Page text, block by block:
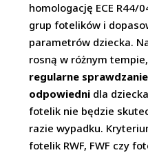
homologację ECE R44/
grup fotelików i
parametrów dziecka.
rosną w różnym
regularne
odpowiedni dla
fotelik nie będzie
razie wypadku.
fotelik RWF, FWF czy